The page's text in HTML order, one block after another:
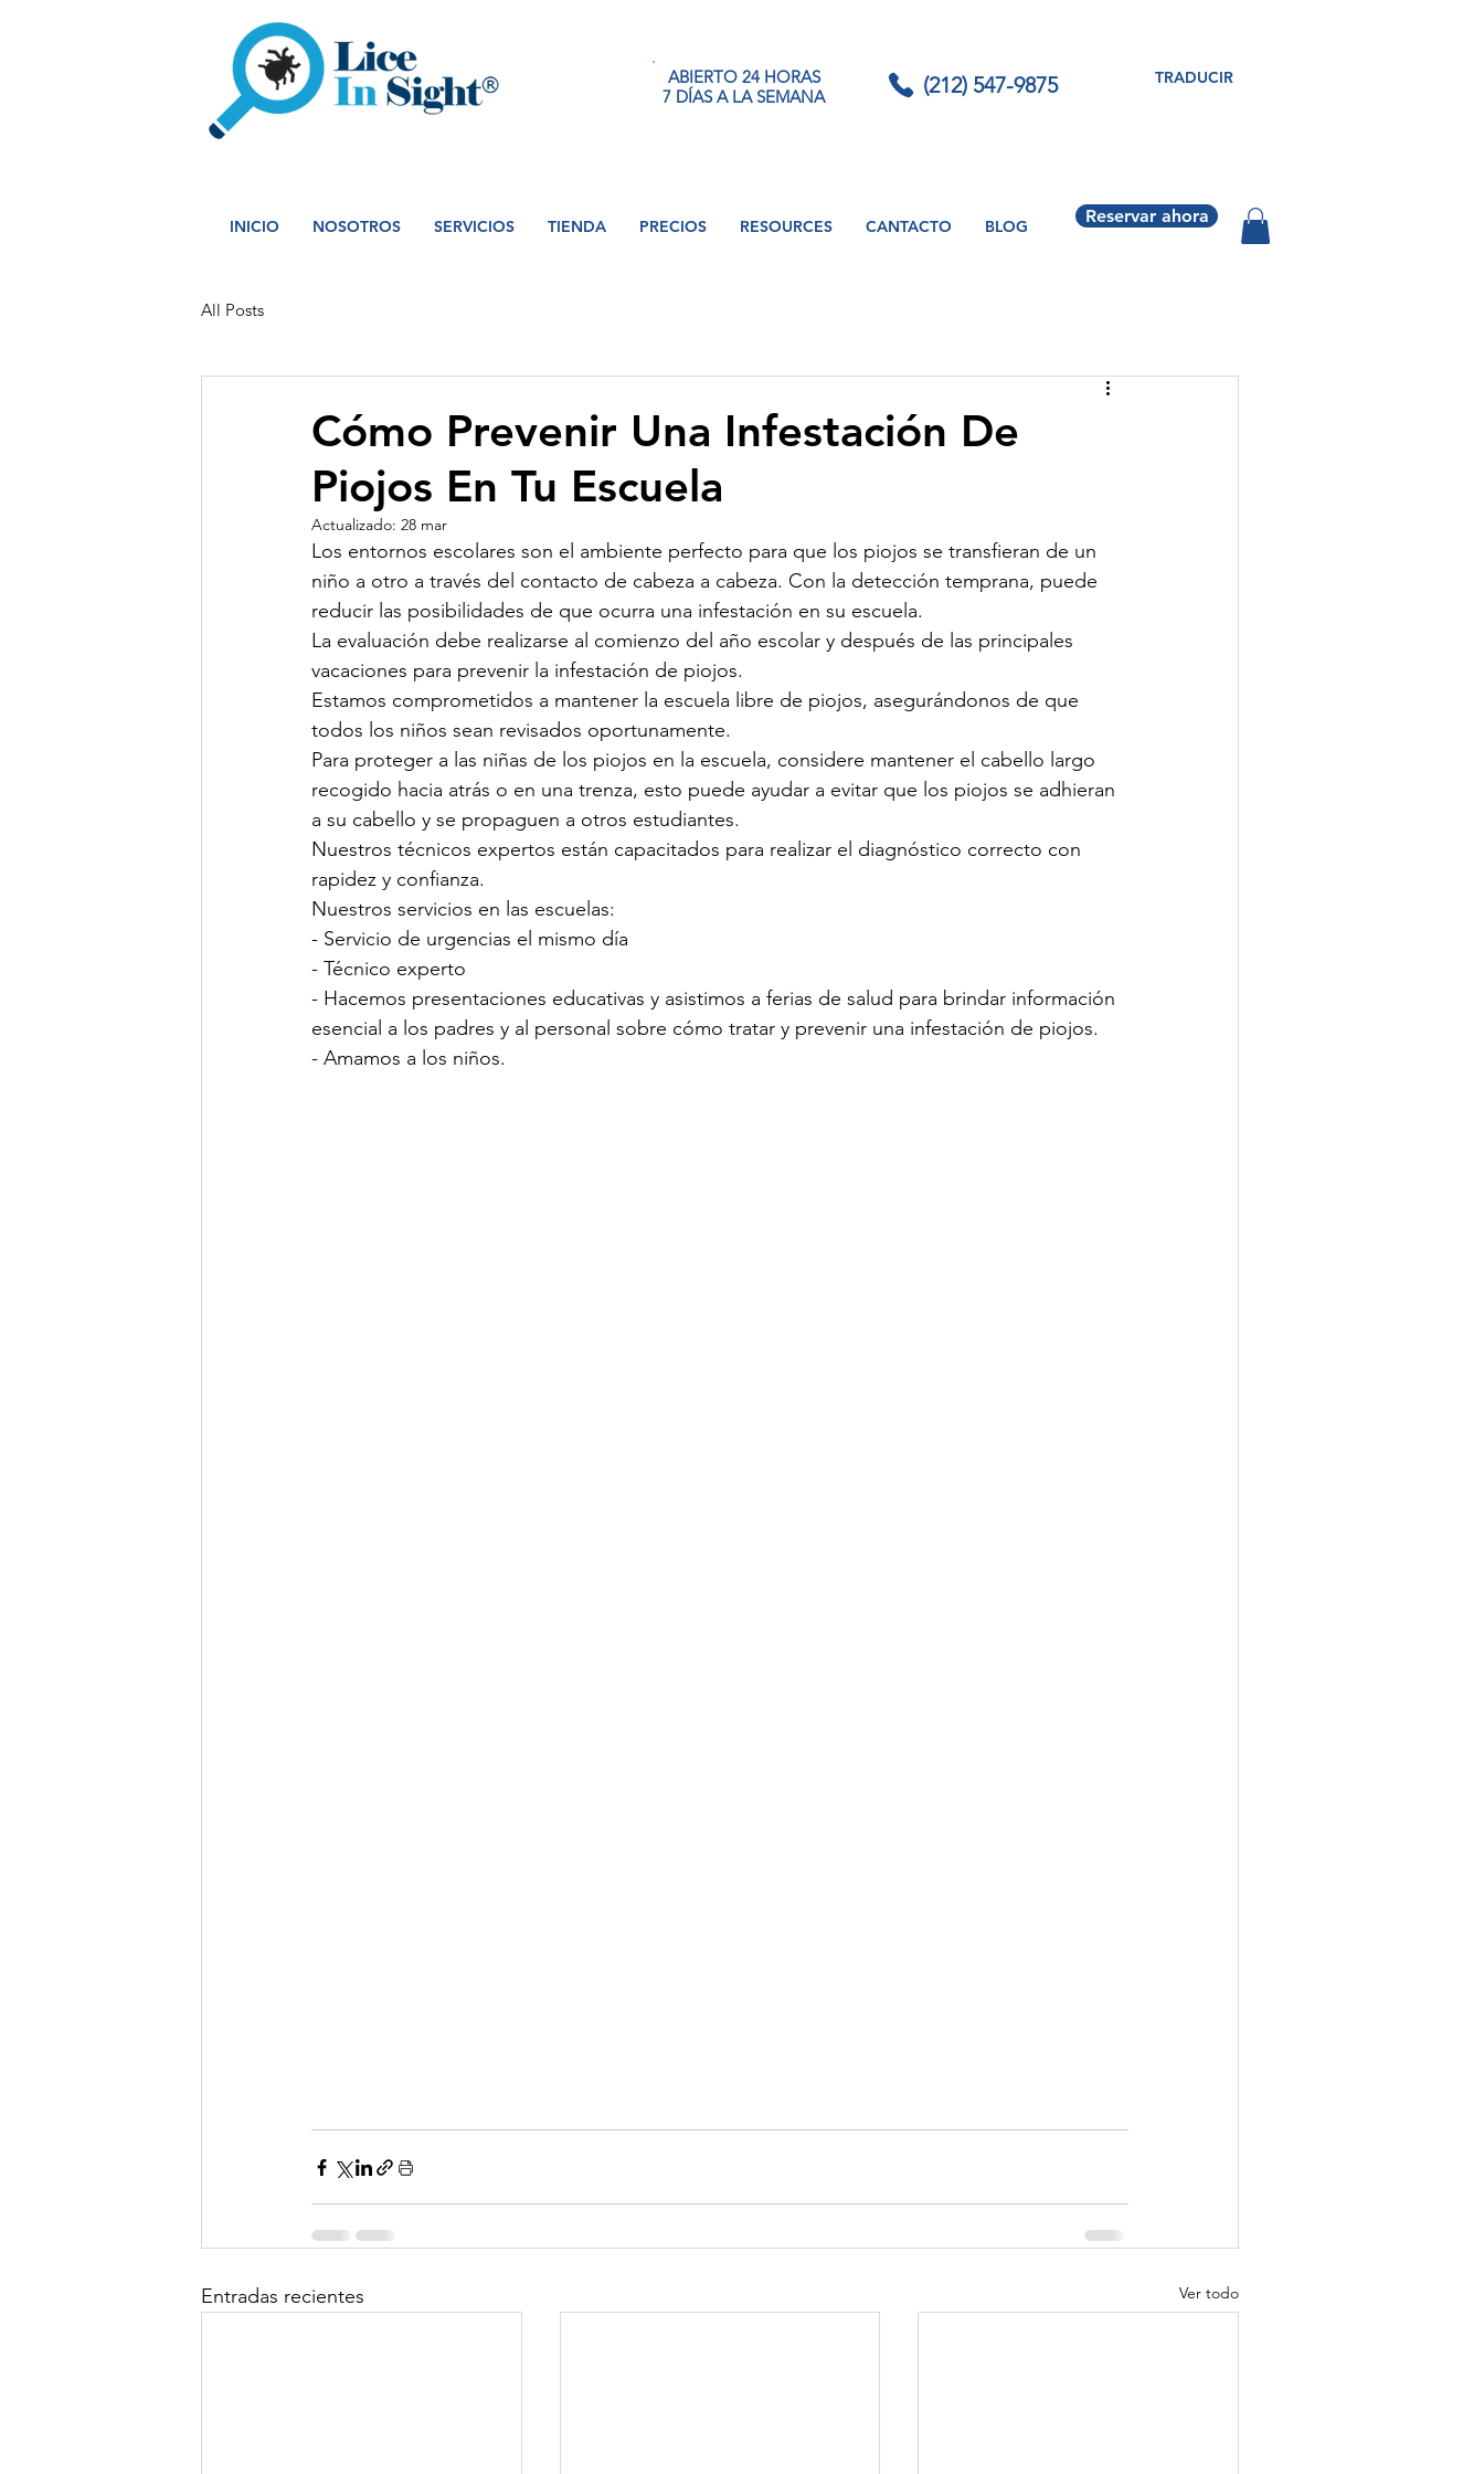
ABIERTO 24 HORAS
7 DÍAS A LA SEMANA
(212) 547-9875 TRADUCIR
INICIO NOSOTROS SERVICIOS TIENDA PRECIOS RESOURCES CANTACTO BLOG Reservar ahora
All Posts
Cómo Prevenir Una Infestación De
Piojos En Tu Escuela
Actualizado: 28 mar
Los entornos escolares son el ambiente perfecto para que los piojos se transfieran de un
niño a otro a través del contacto de cabeza a cabeza. Con la detección temprana, puede
reducir las posibilidades de que ocurra una infestación en su escuela.
La evaluación debe realizarse al comienzo del año escolar y después de las principales
vacaciones para prevenir la infestación de piojos.
Estamos comprometidos a mantener la escuela libre de piojos, asegurándonos de que
todos los niños sean revisados oportunamente.
Para proteger a las niñas de los piojos en la escuela, considere mantener el cabello largo
recogido hacia atrás o en una trenza, esto puede ayudar a evitar que los piojos se adhieran
a su cabello y se propaguen a otros estudiantes.
Nuestros técnicos expertos están capacitados para realizar el diagnóstico correcto con
rapidez y confianza.
Nuestros servicios en las escuelas:
- Servicio de urgencias el mismo día
- Técnico experto
- Hacemos presentaciones educativas y asistimos a ferias de salud para brindar información
esencial a los padres y al personal sobre cómo tratar y prevenir una infestación de piojos.
- Amamos a los niños.
Entradas recientes Ver todo